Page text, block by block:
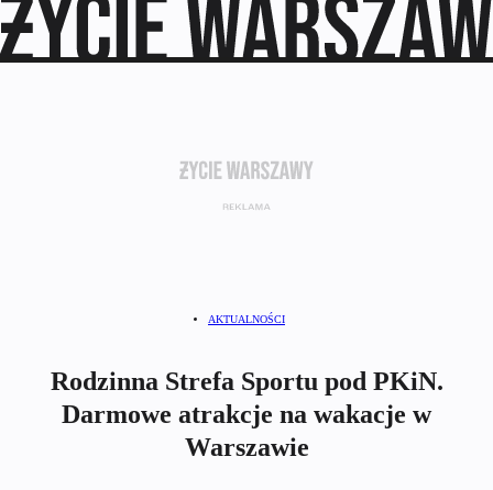
AKTUALNOŚCI
Rodzinna Strefa Sportu pod PKiN.
Darmowe atrakcje na wakacje w
Warszawie